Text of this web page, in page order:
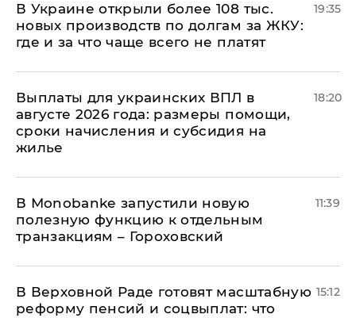
В Украине открыли более 108 тыс.
новых производств по долгам за ЖКУ:
где и за что чаще всего не платят
19:35
Выплаты для украинских ВПЛ в
августе 2026 года: размеры помощи,
сроки начисления и субсидия на
жилье
18:20
В Мonobankе запустили новую
полезную функцию к отдельным
транзакциям – Гороховский
11:39
В Верховной Раде готовят масштабную
реформу пенсий и соцвыплат: что
15:12